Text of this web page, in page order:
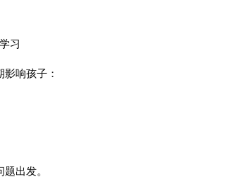
习
响孩子：
出发。